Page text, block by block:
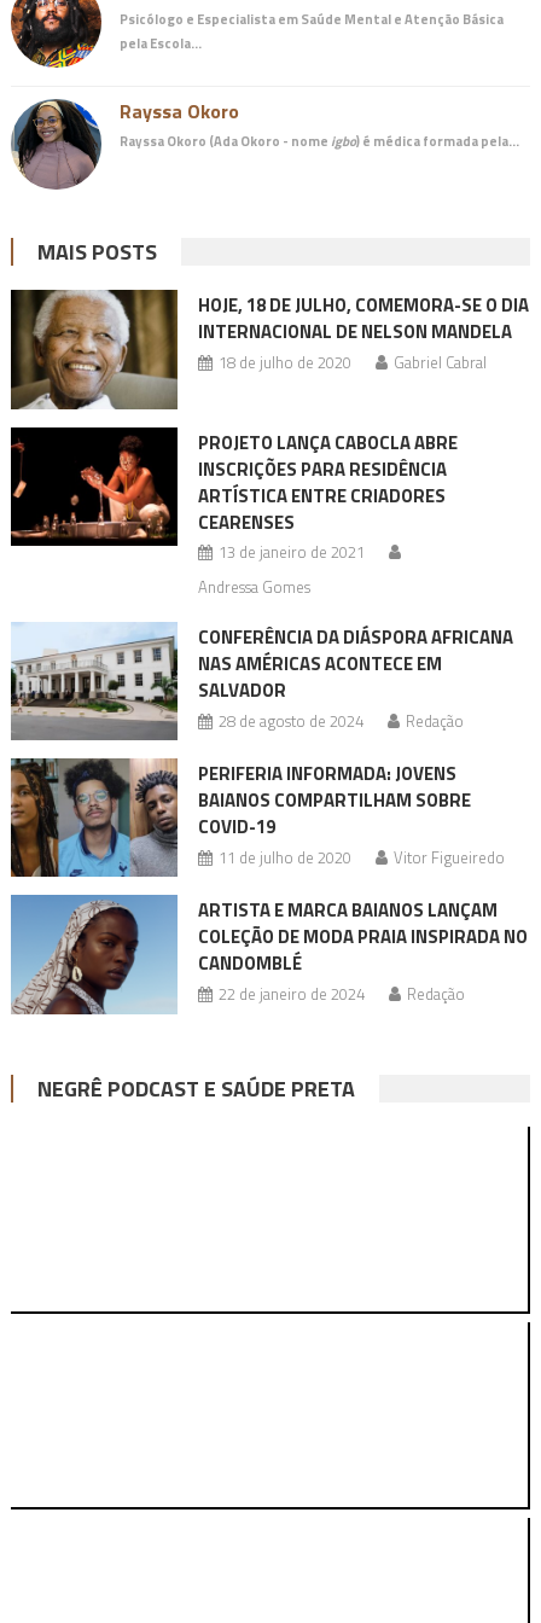
Psicólogo e Especialista em Saúde Mental e Atenção Básica
pela Escola…
Rayssa Okoro
Rayssa Okoro (Ada Okoro - nome igbo) é médicaformada pela…
MAIS POSTS
HOJE, 18 DE JULHO, COMEMORA-SE O DIA
INTERNACIONAL DE NELSON MANDELA
18 de julho de 2020 Gabriel Cabral
PROJETO LANÇA CABOCLA ABRE
INSCRIÇÕES PARA RESIDÊNCIA
ARTÍSTICA ENTRE CRIADORES
CEARENSES
13 de janeiro de 2021
Andressa Gomes
CONFERÊNCIA DA DIÁSPORA AFRICANA
NAS AMÉRICAS ACONTECE EM
SALVADOR
28 de agosto de 2024 Redação
PERIFERIA INFORMADA: JOVENS
BAIANOS COMPARTILHAM SOBRE
COVID-19
11 de julho de 2020 Vitor Figueiredo
ARTISTA E MARCA BAIANOS LANÇAM
COLEÇÃO DE MODA PRAIA INSPIRADA NO
CANDOMBLÉ
22 de janeiro de 2024 Redação
NEGRÊ PODCAST E SAÚDE PRETA